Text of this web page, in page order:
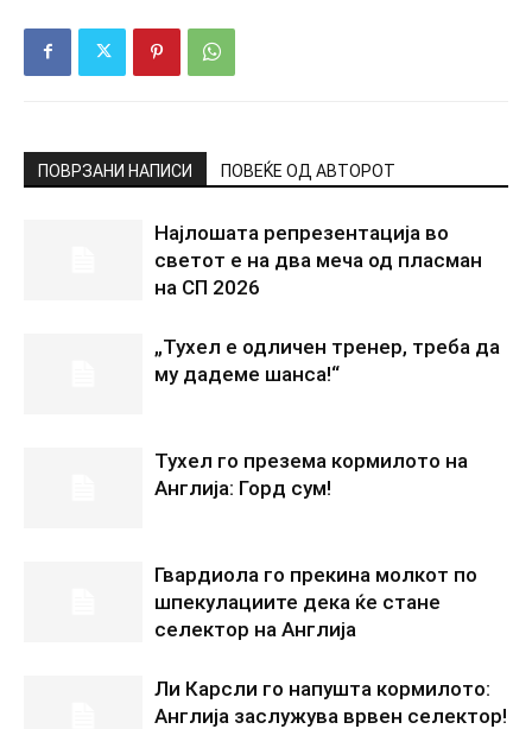
ПОВРЗАНИ НАПИСИ ПОВЕЌЕ ОД АВТОРОТ
Најлошата репрезентација во
светот е на два меча од пласман
на СП 2026
„Тухел е одличен тренер, треба да
му дадеме шанса!“
Тухел го презема кормилото на
Англија: Горд сум!
Гвардиола го прекина молкот по
шпекулациите дека ќе стане
селектор на Англија
Ли Карсли го напушта кормилото:
Англија заслужува врвен селектор!